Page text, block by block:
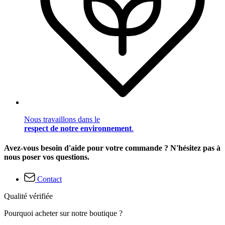
Nous travaillons dans le
respect de notre environnement.
Avez-vous besoin d'aide pour votre commande ? N'hésitez pas à
nous poser vos questions.
Contact
Qualité vérifiée
Pourquoi acheter sur notre boutique ?